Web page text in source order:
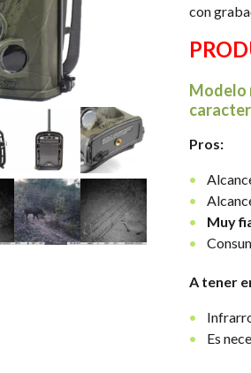
con
Modelo
Pros:
Muy
A tener
Es